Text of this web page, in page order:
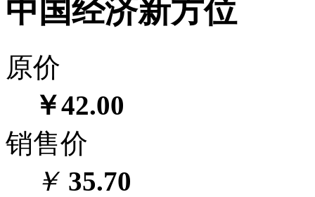
中国经济新方位
原价
￥42.00
销售价
￥ 35.70